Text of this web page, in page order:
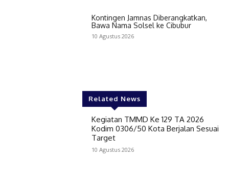
Kontingen Jamnas Diberangkatkan,
Bawa Nama Solsel ke Cibubur
10 Agustus 2026
Related News
Kegiatan TMMD Ke 129 TA 2026
Kodim 0306/50 Kota Berjalan Sesuai
Target
10 Agustus 2026